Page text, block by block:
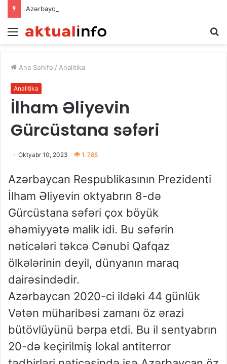
Menu
Ana Səhifə / Analitika
Analitika
İlham Əliyevin
Gürcüstana səfəri
Oktyabr 10, 2023 1. 788
Azərbaycan Respublikasının Prezidenti
İlham Əliyevin oktyabrın 8-də
Gürcüstana səfəri çox böyük
əhəmiyyətə malik idi. Bu səfərin
nəticələri təkcə Cənubi Qafqaz
ölkələrinin deyil, dünyanın maraq
dairəsindədir.
Azərbaycan 2020-ci ildəki 44 günlük
Vətən müharibəsi zamanı öz ərazi
bütövlüyünü bərpa etdi. Bu il sentyabrın
20-də keçirilmiş lokal antiterror